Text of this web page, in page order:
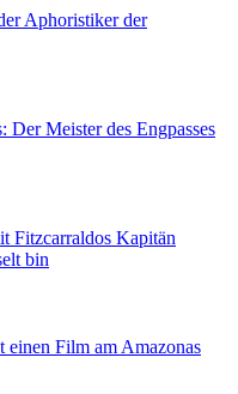
Aphoristiker der
Der Meister des Engpasses
Fitzcarraldos Kapitän
bin
einen Film am Amazonas